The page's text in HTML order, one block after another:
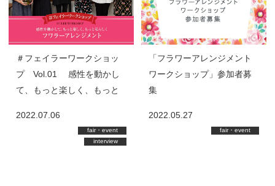
＃フェイラーワークショッ
プ Vol.01 感性を動かし
て、もっと楽しく、もっと
2022.07.06
fair・event
interview
「フラワーアレンジメント
ワークショップ」参加者募
集
2022.05.27
fair・event